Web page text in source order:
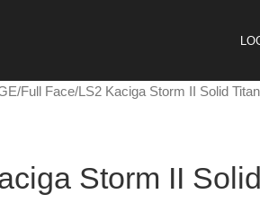
Full Face LS2 Kaciga Storm II Solid
Storm II